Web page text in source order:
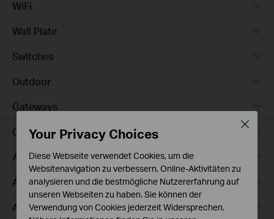
WiFi
Wall Plate
Switches
Outdoor
Gateways
Campus
Access Max
Aggregation
Access Plus
Your Privacy Choices
Diese Webseite verwendet Cookies, um die
Websitenavigation zu verbessern, Online-Aktivitäten zu
analysieren und die bestmögliche Nutzererfahrung auf
unseren Webseiten zu haben. Sie können der
Verwendung von Cookies jederzeit Widersprechen.
Close